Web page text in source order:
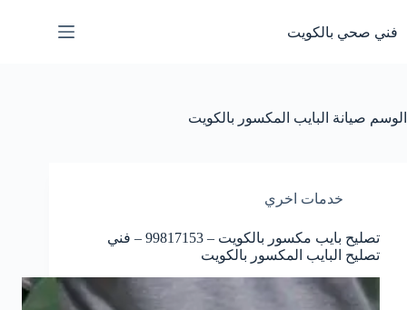
إلى
المحتوى
فني صحي بالكويت
الوسم صيانة البايب المكسور بالكويت
خدمات اخري
تصليح بايب مكسور بالكويت – 99817153 – فني
تصليح البايب المكسور بالكويت